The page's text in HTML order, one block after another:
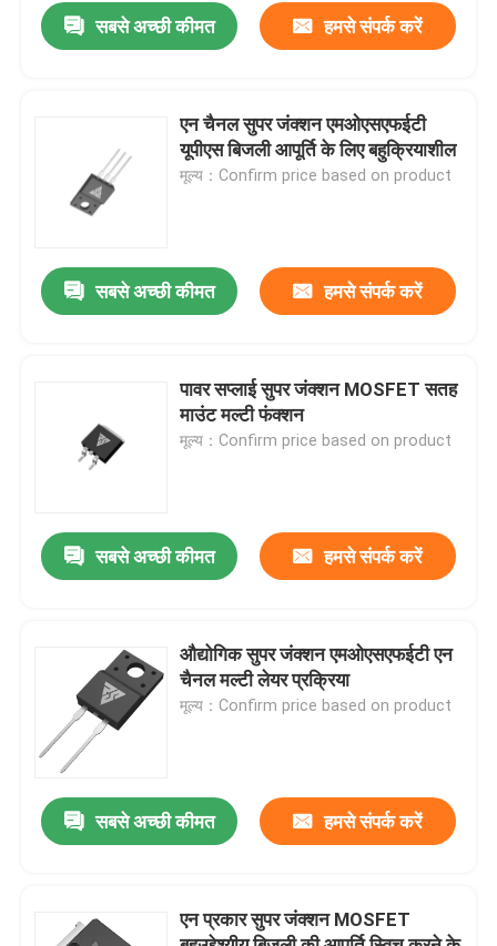
घर
हमारे बारे में
गुणवत्ता नियंत्रण
हमसे संपर्क करें
समाचार
एक उद्धरण का अनुरोध करें
सिलिकॉन कार्बाइड MOSFET
सबसे अच्छी कीमत हमसे संपर्क करें
एन चैनल सुपर जंक्शन एमओएसएफईटी
यूपीएस बिजली आपूर्ति के लिए बहुक्रियाशील
मूल्य：Confirm price based on product
सबसे अच्छी कीमत हमसे संपर्क करें
पावर सप्लाई सुपर जंक्शन MOSFET सतह
माउंट मल्टी फंक्शन
मूल्य：Confirm price based on product
सबसे अच्छी कीमत हमसे संपर्क करें
औद्योगिक सुपर जंक्शन एमओएसएफईटी एन
चैनल मल्टी लेयर प्रक्रिया
मूल्य：Confirm price based on product
सबसे अच्छी कीमत हमसे संपर्क करें
एन प्रकार सुपर जंक्शन MOSFET